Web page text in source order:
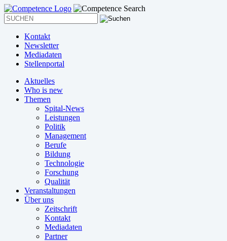
Kontakt
Newsletter
Mediadaten
Stellenportal
Aktuelles
Who is new
Themen
Spital-News
Leistungen
Politik
Management
Berufe
Bildung
Technologie
Forschung
Qualität
Veranstaltungen
Über uns
Zeitschrift
Kontakt
Mediadaten
Partner